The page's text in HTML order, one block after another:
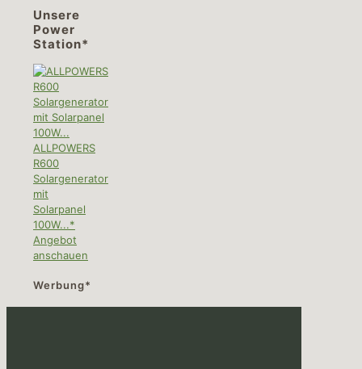
Unsere
Power
Station*
ALLPOWERS
R600
Solargenerator
mit
Solarpanel
100W...*
Angebot
anschauen
Werbung*